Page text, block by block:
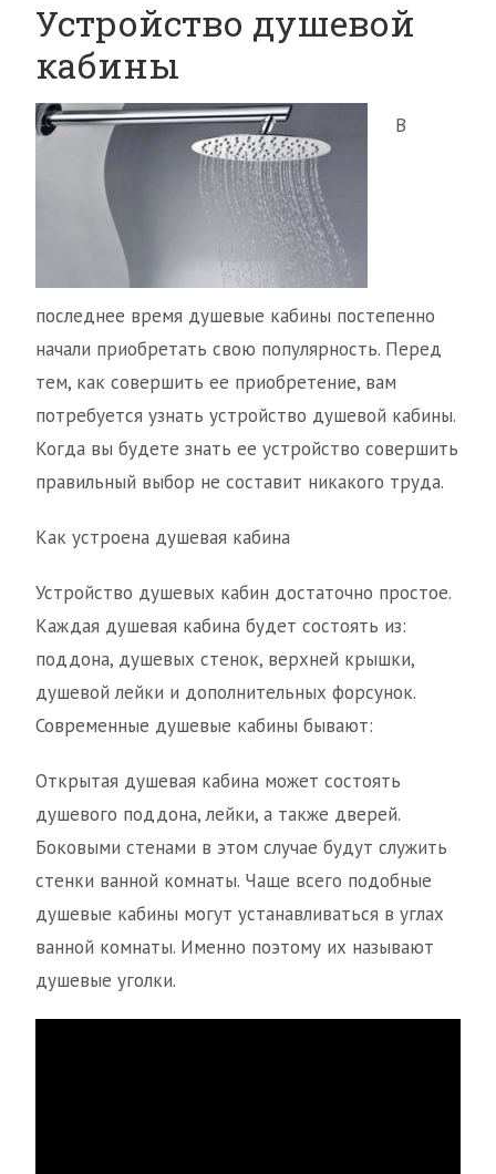
Устройство душевой
кабины
В
последнее время душевые кабины постепенно
начали приобретать свою популярность. Перед
тем, как совершить ее приобретение, вам
потребуется узнать устройство душевой кабины.
Когда вы будете знать ее устройство совершить
правильный выбор не составит никакого труда.
Как устроена душевая кабина
Устройство душевых кабин достаточно простое.
Каждая душевая кабина будет состоять из:
поддона, душевых стенок, верхней крышки,
душевой лейки и дополнительных форсунок.
Современные душевые кабины бывают:
Открытая душевая кабина может состоять
душевого поддона, лейки, а также дверей.
Боковыми стенами в этом случае будут служить
стенки ванной комнаты. Чаще всего подобные
душевые кабины могут устанавливаться в углах
ванной комнаты. Именно поэтому их называют
душевые уголки.